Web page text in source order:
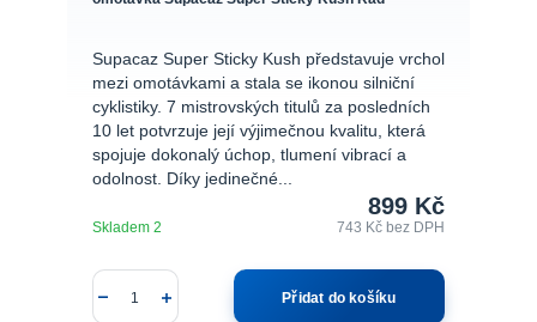
Supacaz Super Sticky Kush představuje vrchol
mezi omotávkami a stala se ikonou silniční
cyklistiky. 7 mistrovských titulů za posledních
10 let potvrzuje její výjimečnou kvalitu, která
spojuje dokonalý úchop, tlumení vibrací a
odolnost. Díky jedinečné...
899 Kč
743 Kč bez DPH
Skladem 2
Přidat do košíku